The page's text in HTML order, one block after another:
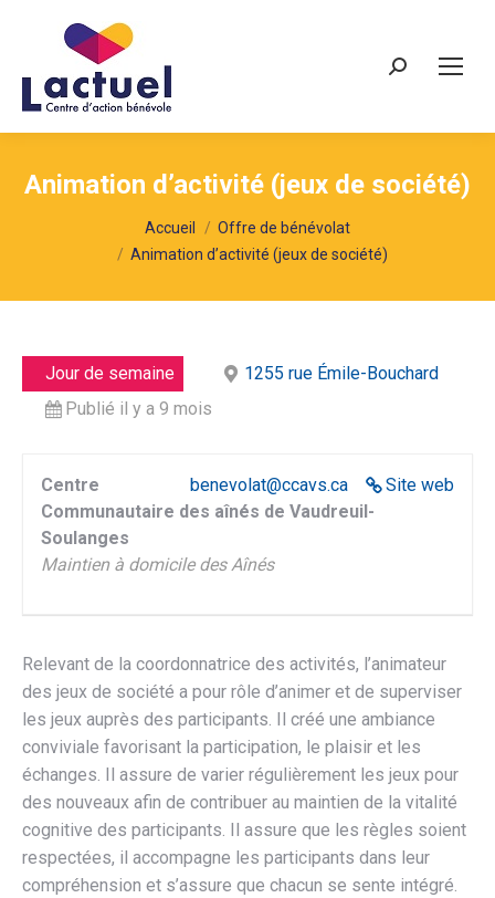
Recherche
Animation d’activité (jeux de société)
Accueil
Offre de bénévolat
Animation d’activité (jeux de société)
Jour de semaine
1255 rue Émile-Bouchard
Publié il y a 9 mois
Site web
benevolat@ccavs.ca
Centre
Communautaire des aînés de Vaudreuil-
Soulanges
Maintien à domicile des Aînés
Relevant de la coordonnatrice des activités, l’animateur
des jeux de société a pour rôle d’animer et de superviser
les jeux auprès des participants. Il créé une ambiance
conviviale favorisant la participation, le plaisir et les
échanges. Il assure de varier régulièrement les jeux pour
des nouveaux afin de contribuer au maintien de la vitalité
cognitive des participants. Il assure que les règles soient
respectées, il accompagne les participants dans leur
compréhension et s’assure que chacun se sente intégré.